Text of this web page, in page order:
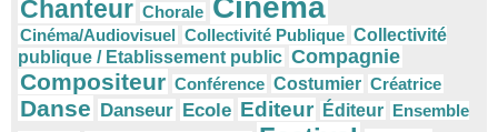
Chanteur Chorale Cinéma
Cinéma/Audiovisuel Collectivité Publique Collectivité
publique / Etablissement public Compagnie
Compositeur Conférence Costumier Créatrice
Danse Danseur Ecole Editeur Éditeur Ensemble